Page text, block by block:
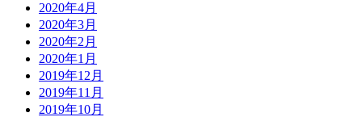
2020年4月
2020年3月
2020年2月
2020年1月
2019年12月
2019年11月
2019年10月